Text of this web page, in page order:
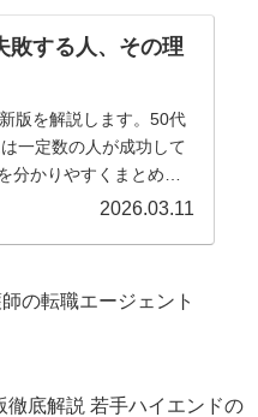
敗する人、その理
版を解説します。50代
一定数の人が成功して
かりやすくまとめま
2026.03.11
の転職エージェント
底解説 若手ハイエンドの